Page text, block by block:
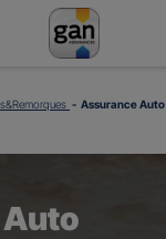
Assurance Auto
Auto